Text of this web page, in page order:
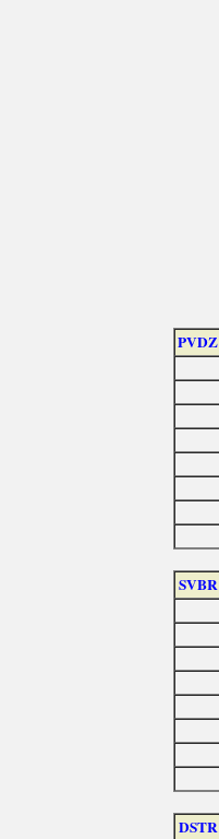
PVDZ
SVBR
DSTR